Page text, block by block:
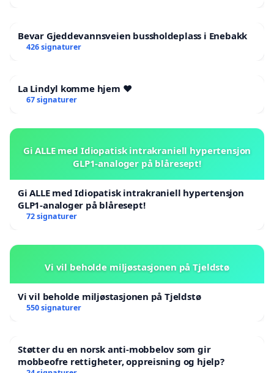
Bevar Gjeddevannsveien bussholdeplass i Enebakk
426 signaturer
La Lindyl komme hjem ❤️
67 signaturer
Gi ALLE med Idiopatisk intrakraniell hypertensjon
GLP1-analoger på blåresept!
Gi ALLE med Idiopatisk intrakraniell hypertensjon
GLP1-analoger på blåresept!
72 signaturer
Vi vil beholde miljøstasjonen på Tjeldstø
Vi vil beholde miljøstasjonen på Tjeldstø
550 signaturer
Støtter du en norsk anti-mobbelov som gir
mobbeofre rettigheter, oppreisning og hjelp?